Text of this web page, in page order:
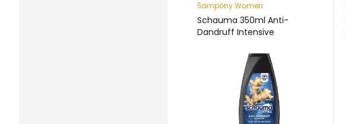
Šampóny Women
Schauma 350ml Anti-
Dandruff Intensive